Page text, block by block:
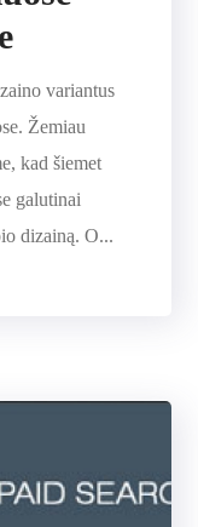
variantus
Žemiau
kad šiemet
galutinai
dizainą. O...